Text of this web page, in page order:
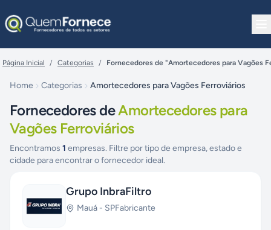
Página Inicial / Categorias / Fornecedores de "Amortecedores para Vagões
Home Categorias Amortecedores para Vagões Ferroviários
Fornecedores deAmortecedores para
Vagões Ferroviários
Encontramos 1 empresas. Filtre por tipo de empresa, estado e
cidade para encontrar o fornecedor ideal.
Grupo InbraFiltro
Mauá - SPFabricante